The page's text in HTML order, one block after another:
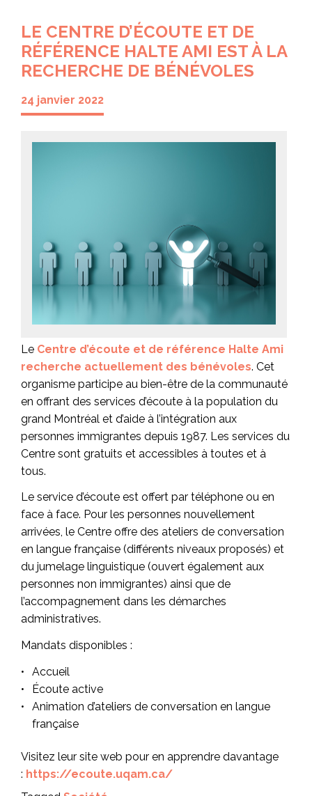
LE CENTRE D’ÉCOUTE ET DE
RÉFÉRENCE HALTE AMI EST À LA
RECHERCHE DE BÉNÉVOLES
24 janvier 2022
Le Centre d’écoute et de référence Halte Ami
recherche actuellement des bénévoles. Cet
organisme participe au bien-être de la communauté
en offrant des services d’écoute à la population du
grand Montréal et d’aide à l’intégration aux
personnes immigrantes depuis 1987. Les services du
Centre sont gratuits et accessibles à toutes et à
tous.
Le service d’écoute est offert par téléphone ou en
face à face. Pour les personnes nouvellement
arrivées, le Centre offre des ateliers de conversation
en langue française (différents niveaux proposés) et
du jumelage linguistique (ouvert également aux
personnes non immigrantes) ainsi que de
l’accompagnement dans les démarches
administratives.
Mandats disponibles :
Accueil
Écoute active
Animation d’ateliers de conversation en langue
française
Visitez leur site web pour en apprendre davantage
: https://ecoute.uqam.ca/